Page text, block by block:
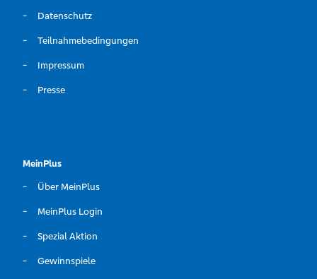
Datenschutz
Teilnahmebedingungen
Impressum
Presse
MeinPlus
Über MeinPlus
MeinPlus Login
Spezial Aktion
Gewinnspiele